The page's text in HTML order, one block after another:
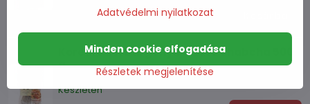
2490 Ft
Koreai édesburgonya tészta chabcha 500
g
Készleten
Adatvédelmi nyilatkozat
Részletek megjelenítése
Minden cookie elfogadása